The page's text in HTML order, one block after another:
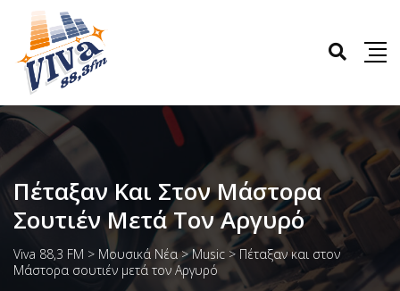
Πέταξαν Και Στον Μάστορα
Σουτιέν Μετά Τον Αργυρό
Viva 88,3 FM > Μουσικά Νέα>Music > Πέταξαν και στον
Μάστορα σουτιέν μετά τον Αργυρό